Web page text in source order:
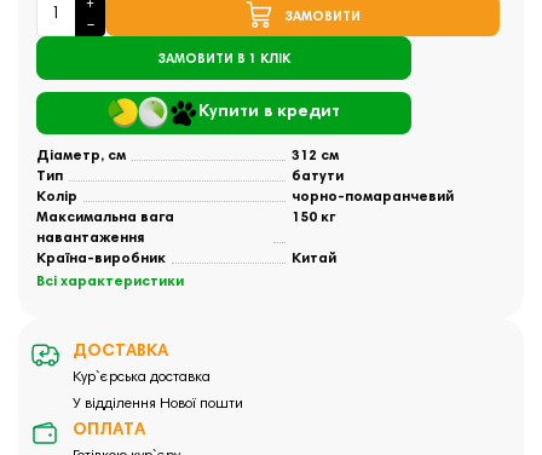
ЗАМОВИТИ
ЗАМОВИТИ В 1 КЛІК
Купити в кредит
Діаметр, см
312 см
Тип
батути
Колір
чорно-помаранчевий
Максимальна вага
навантаження
150 кг
Країна-виробник
Китай
Всі характеристики
ДОСТАВКА
Кур`єрська доставка
У відділення Нової пошти
ОПЛАТА